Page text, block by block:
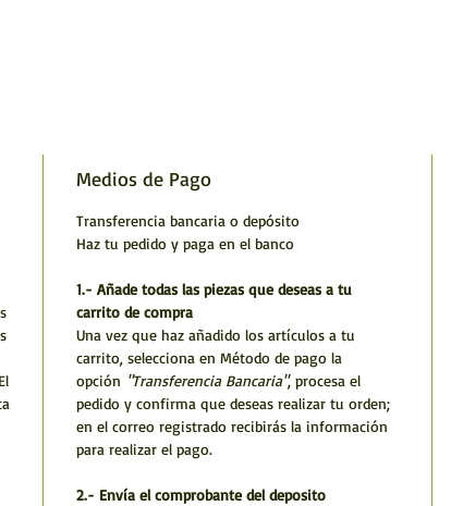
Medios de Pago
Transferencia bancaria o depósito
Haz tu pedido y paga en el banco
1.- Añade todas las piezas que deseas a tu
carrito de compra
Una vez que haz añadido los artículos a tu
carrito, selecciona en Método de pago la
opción "Transferencia Bancaria", procesa el
pedido y confirma que deseas realizar tu orden;
en el correo registrado recibirás la información
para realizar el pago.
2.- Envía el comprobante del deposito